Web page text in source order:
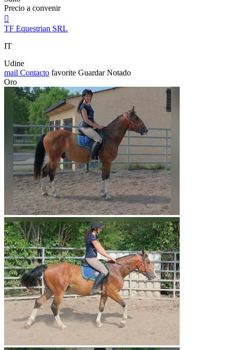
Precio a convenir

TF Equestrian SRL
IT
Udine
mail Contacto favorite Guardar Notado
Oro